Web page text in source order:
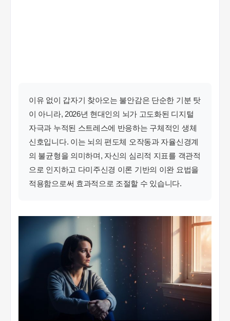
이유 없이 갑자기 찾아오는 불안감은 단순한 기분 탓
이 아니라, 2026년 현대인의 뇌가 고도화된 디지털
자극과 누적된 스트레스에 반응하는 구체적인 생체
신호입니다. 이는 뇌의 편도체 오작동과 자율신경계
의 불균형을 의미하며, 자신의 심리적 지표를 객관적
으로 인지하고 다미주신경 이론 기반의 이완 요법을
적용함으로써 효과적으로 조절할 수 있습니다.